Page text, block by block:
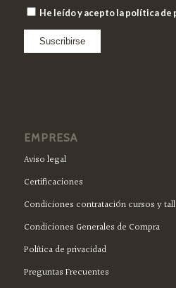
He leído y acepto la política de
EMPRESA
Aviso legal
Certificaciones
Condiciones contratación cursos y
Condiciones Generales de Compra
Política de privacidad
Preguntas Frecuentes